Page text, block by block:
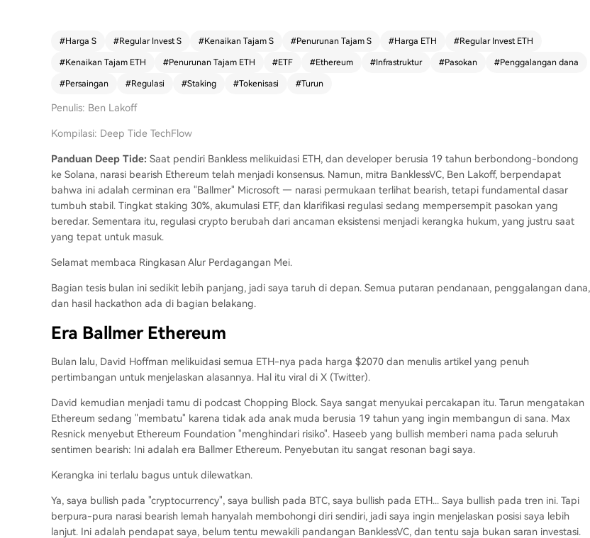
#Harga S #Regular Invest S #Kenaikan Tajam S #Penurunan Tajam S #Harga ETH #Regular Invest ETH
#Kenaikan Tajam ETH #Penurunan Tajam ETH #ETF #Ethereum #Infrastruktur #Pasokan #Penggalangan dana
#Persaingan #Regulasi #Staking #Tokenisasi #Turun
Penulis: Ben Lakoff
Kompilasi: Deep Tide TechFlow
Panduan Deep Tide: Saat pendiri Bankless melikuidasi ETH, dan developer berusia 19 tahun berbondong-bondong
ke Solana, narasi bearish Ethereum telah menjadi konsensus. Namun, mitra BanklessVC, Ben Lakoff, berpendapat
bahwa ini adalah cerminan era "Ballmer" Microsoft — narasi permukaan terlihat bearish, tetapi fundamental dasar
tumbuh stabil. Tingkat staking 30%, akumulasi ETF, dan klarifikasi regulasi sedang mempersempit pasokan yang
beredar. Sementara itu, regulasi crypto berubah dari ancaman eksistensi menjadi kerangka hukum, yang justru saat
yang tepat untuk masuk.
Selamat membaca Ringkasan Alur Perdagangan Mei.
Bagian tesis bulan ini sedikit lebih panjang, jadi saya taruh di depan. Semua putaran pendanaan, penggalangan dana,
dan hasil hackathon ada di bagian belakang.
Era Ballmer Ethereum
Bulan lalu, David Hoffman melikuidasi semua ETH-nya pada harga $2070 dan menulis artikel yang penuh
pertimbangan untuk menjelaskan alasannya. Hal itu viral di X (Twitter).
David kemudian menjadi tamu di podcast Chopping Block. Saya sangat menyukai percakapan itu. Tarun mengatakan
Ethereum sedang "membatu" karena tidak ada anak muda berusia 19 tahun yang ingin membangun di sana. Max
Resnick menyebut Ethereum Foundation "menghindari risiko". Haseeb yang bullish memberi nama pada seluruh
sentimen bearish: Ini adalah era Ballmer Ethereum. Penyebutan itu sangat resonan bagi saya.
Kerangka ini terlalu bagus untuk dilewatkan.
Ya, saya bullish pada "cryptocurrency", saya bullish pada BTC, saya bullish pada ETH... Saya bullish pada tren ini. Tapi
berpura-pura narasi bearish lemah hanyalah membohongi diri sendiri, jadi saya ingin menjelaskan posisi saya lebih
lanjut. Ini adalah pendapat saya, belum tentu mewakili pandangan BanklessVC, dan tentu saja bukan saran investasi.